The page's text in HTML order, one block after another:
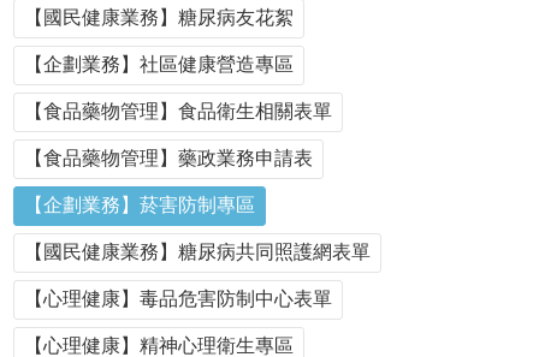
科
室
簡
介
附
屬
單
位
公
開
資
訊
【國民健康業務】糖尿病友花絮
【企劃業務】社區健康營造專區
【食品藥物管理】食品衛生相關表單
【食品藥物管理】藥政業務申請表
【企劃業務】菸害防制專區
【國民健康業務】糖尿病共同照護網表單
【心理健康】毒品危害防制中心表單
【心理健康】精神心理衛生專區